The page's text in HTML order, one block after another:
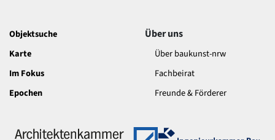
Objektsuche
Karte
Im Fokus
Epochen
Über uns
Über baukunst-nrw
Fachbeirat
Freunde & Förderer